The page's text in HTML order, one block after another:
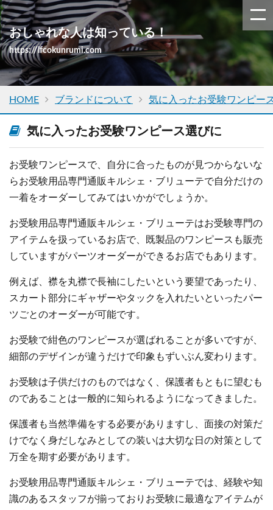
おしゃれな人は知っている！
https://lfcokunrumi.com
HOME ブランドについて 気に入ったお受験ワンピー
気に入ったお受験ワンピース選びに
お受験ワンピースで、自分に合ったものが見つからないな
らお受験用品専門通販キルシェ・ブリューテで自分だけの
一着をオーダーしてみてはいかがでしょうか。
お受験用品専門通販キルシェ・ブリューテはお受験専門の
アイテムを扱っているお店で、既製品のワンピースも販売
していますがパーツオーダーができるお店でもあります。
例えば、襟を丸襟で長袖にしたいという要望であったり、
スカート部分にギャザーやタックを入れたいといったパー
ツごとのオーダーが可能です。
お受験で紺色のワンピースが選ばれることが多いですが、
細部のデザインが違うだけで印象もずいぶん変わります。
お受験は子供だけのものではなく、保護者もともに望むも
のであることは一般的に知られるようになってきました。
保護者も当然準備をする必要がありますし、面接の対策だ
けでなく身だしなみとしての装いは大切な日の対策として
万全を期す必要があります。
お受験用品専門通販キルシェ・ブリューテでは、経験や知
識のあるスタッフが揃っておりお受験に最適なアイテムが